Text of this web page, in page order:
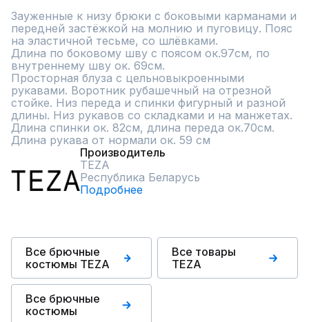
Зауженные к низу брюки с боковыми карманами и
передней застёжкой на молнию и пуговицу. Пояс
на эластичной тесьме, со шлёвками.
Длина по боковому шву с поясом ок.97см, по
внутреннему шву ок. 69см.
Просторная блуза с цельновыкроенными
рукавами. Воротник рубашечный на отрезной
стойке. Низ переда и спинки фигурный и разной
длины. Низ рукавов со складками и на манжетах.
Длина спинки ок. 82см, длина переда ок.70см.
Длина рукава от нормали ок. 59 см
Производитель
TEZA
Республика Беларусь
Подробнее
Все брючные
костюмы TEZA
Все товары
TEZA
Все брючные
костюмы